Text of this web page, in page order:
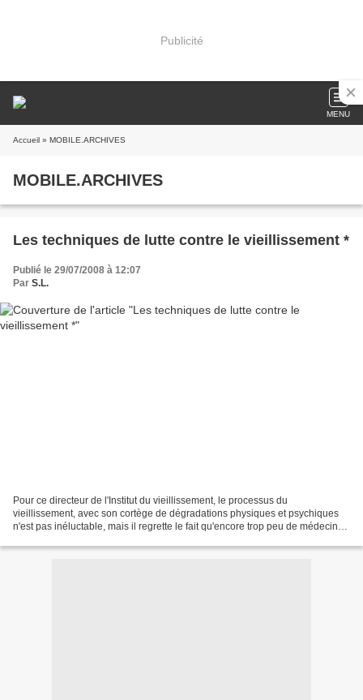
Publicité
MENU
Accueil » MOBILE.ARCHIVES
MOBILE.ARCHIVES
Les techniques de lutte contre le vieillissement *
Publié le 29/07/2008 à 12:07
Par S.L.
Pour ce directeur de l'Institut du vieillissement, le processus du
vieillissement, avec son cortège de dégradations physiques et psychiques
n'est pas inéluctable, mais il regrette le fait qu'encore trop peu de médecins